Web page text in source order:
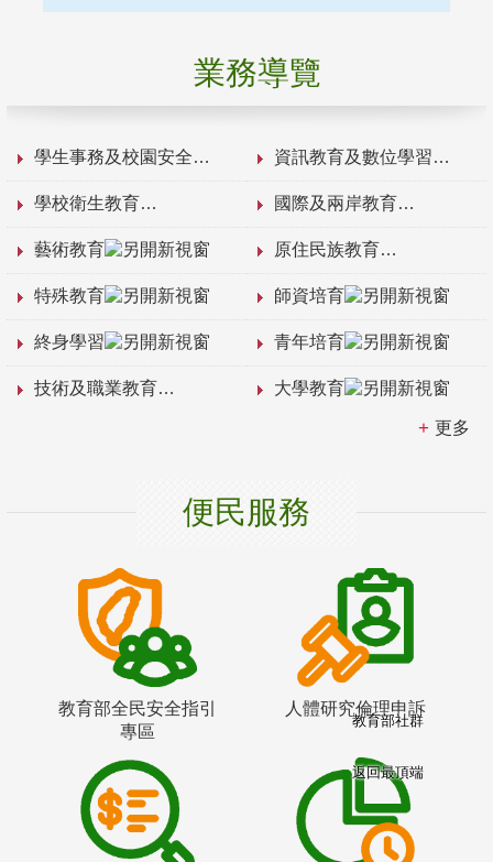
業務導覽
學生事務及校園安全 資訊教育及數位學習
學校衛生教育 國際及兩岸教育
藝術教育 原住民族教育
特殊教育 師資培育
終身學習 青年培育
技術及職業教育 大學教育
更多
便民服務
教育部全民安全指引
專區
人體研究倫理申訴
教育部社群
返回最頂端